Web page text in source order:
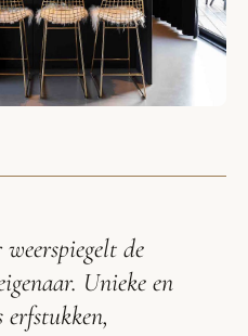
de
Unieke en
erfstukken,